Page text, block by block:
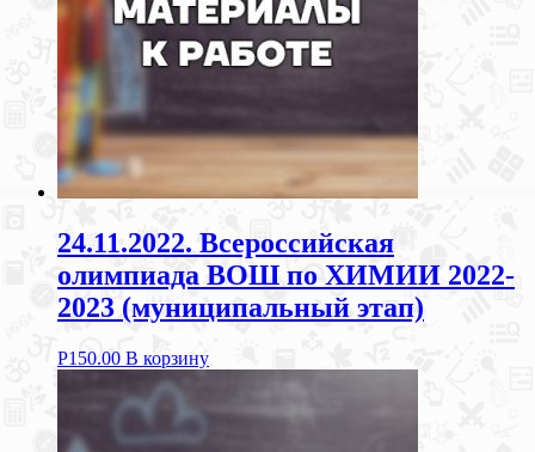
24.11.2022. Всероссийская
олимпиада ВОШ по ХИМИИ 2022-
2023 (муниципальный этап)
Р150.00 В корзину